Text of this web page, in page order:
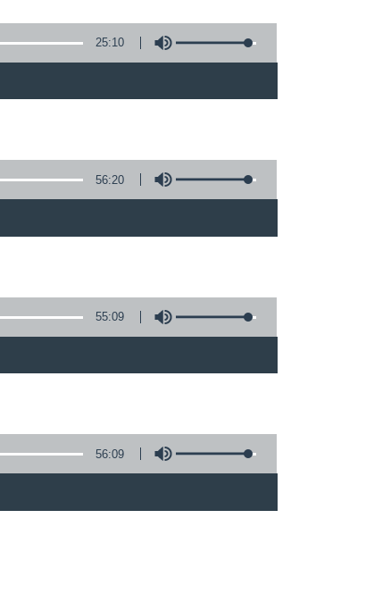
25:10
56:20
55:09
56:09